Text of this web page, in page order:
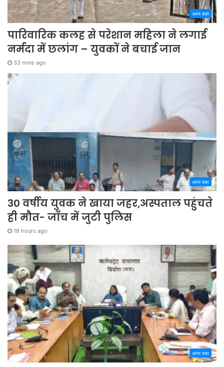
अपना शहर
पारिवारिक कलह से परेशान महिला ने लगाई
नर्मदा में छलांग – युवकों ने बचाई जान
33 mins ago
अपना शहर
30 वर्षीय युवक ने खाया जहर,अस्पताल पहुंचते
ही मौत- जाँच में जुटी पुलिस
18 hours ago
अपना शहर